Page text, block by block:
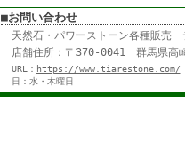
■お問い合わせ
天然石・パワーストーン各種販
店舗住所：〒370-0041 群馬
URL： https://www.tiarestone.com/
日：水・木曜日